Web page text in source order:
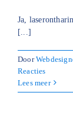
Ja,
[...]
Door
Reacties
Lees meer